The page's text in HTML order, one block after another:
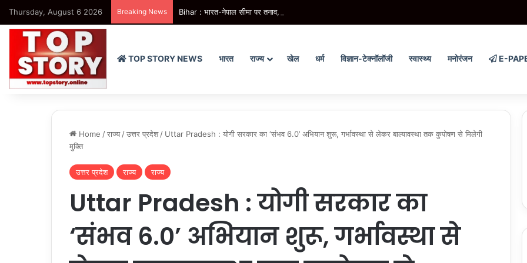
Thursday, August 6 2026 Breaking News Bihar : भारत-नेपाल सीमा पर तनाव, सुस्ता में SSB की गश्ती टीम पर पथराव, 200 अज्ञात पर FIR
TOP STORY NEWS भारत राज्य खेल धर्म विज्ञान-टेक्नॉलॉजी स्वास्थ्य मनोरंजन E-
Home /राज्य /उत्तर प्रदेश / Uttar Pradesh : योगी सरकार का ‘संभव 6.0’ अभियान शुरू, गर्भावस्था से लेकर बाल्यावस्था तक कुपोषण से मिलेगी
मुक्ति
उत्तर प्रदेश राज्य राज्य
Uttar Pradesh : योगी सरकार का
‘संभव 6.0’ अभियान शुरू, गर्भावस्था से